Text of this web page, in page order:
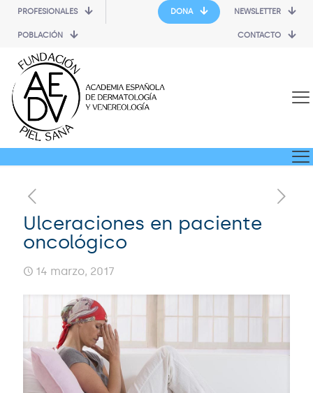
PROFESIONALES
POBLACIÓN
DONA NEWSLETTER
CONTACTO
Ulceraciones en paciente
oncológico
14 marzo, 2017